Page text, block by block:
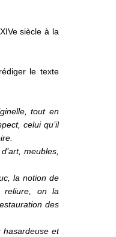
siècle à la
le texte
tout en
celui qu’il
meubles,
la notion de
reliure, on la
des
hasardeuse et